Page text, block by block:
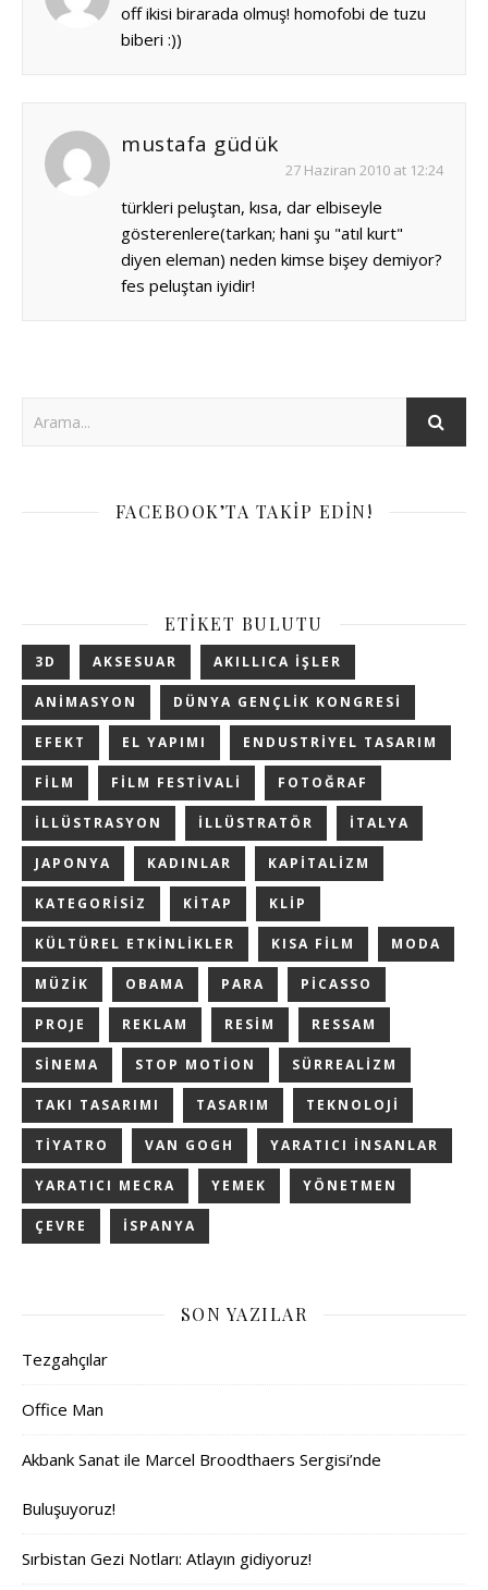
off ikisi birarada olmuş! homofobi de tuzu
biberi :))
mustafa güdük
27 Haziran 2010 at 12:24
türkleri peluştan, kısa, dar elbiseyle
gösterenlere(tarkan; hani şu "atıl kurt"
diyen eleman) neden kimse bişey demiyor?
fes peluştan iyidir!
FACEBOOK’TA TAKIP EDIN!
ETIKET BULUTU
3D AKSESUAR AKILLICA IŞLER
ANIMASYON DÜNYA GENÇLIK KONGRESI
EFEKT EL YAPIMI ENDUSTRIYEL TASARIM
FILM FILM FESTIVALI FOTOĞRAF
ILLÜSTRASYON ILLÜSTRATÖR ITALYA
JAPONYA KADINLAR KAPITALIZM
KATEGORISIZ KITAP KLIP
KÜLTÜREL ETKINLIKLER KISA FILM MODA
MÜZIK OBAMA PARA PICASSO
PROJE REKLAM RESIM RESSAM
SINEMA STOP MOTION SÜRREALIZM
TAKI TASARIMI TASARIM TEKNOLOJI
TIYATRO VAN GOGH YARATICI INSANLAR
YARATICI MECRA YEMEK YÖNETMEN
ÇEVRE İSPANYA
SON YAZILAR
Tezgahçılar
Office Man
Akbank Sanat ile Marcel Broodthaers Sergisi’nde
Buluşuyoruz!
Sırbistan Gezi Notları: Atlayın gidiyoruz!